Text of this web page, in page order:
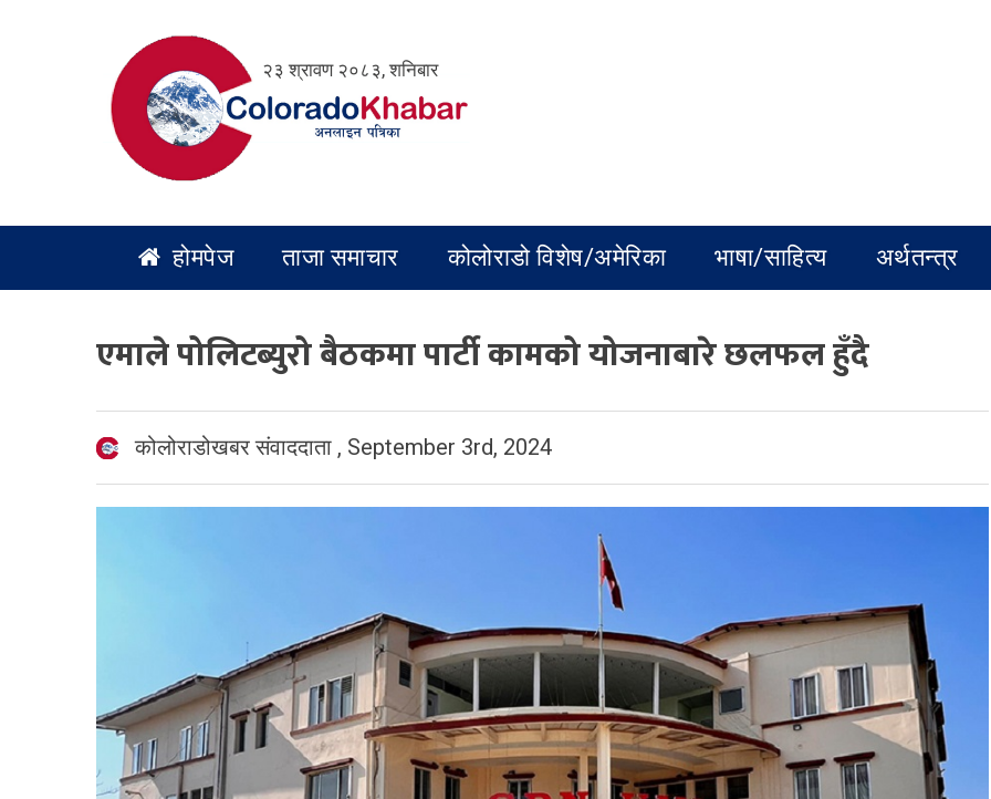
२३ श्रावण २०८३, शनिबार
होमपेज ताजा समाचार कोलोराडो विशेष/अमेरिका भाषा/साहित्य अर्थतन्त्र
एमाले पोलिटब्युरो बैठकमा पार्टी कामको योजनाबारे छलफल हुँदै
कोलोराडोखबर संवाददाता , September 3rd, 2024